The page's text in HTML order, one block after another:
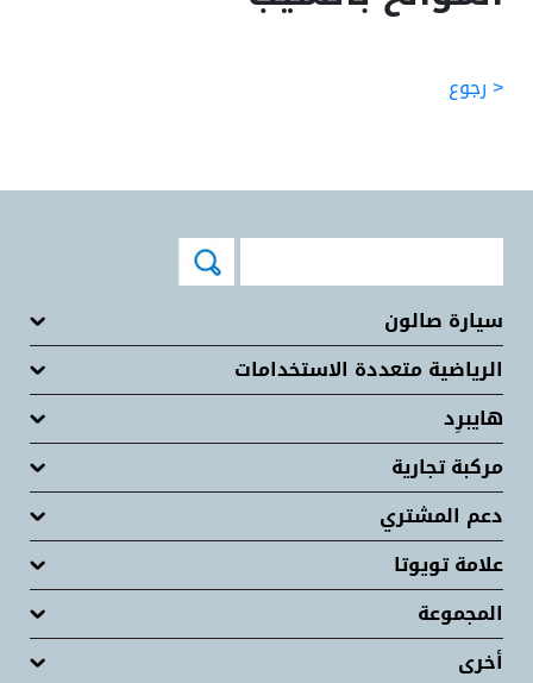
< رجوع
سيارة صالون
الرياضية متعددة الاستخدامات
هايبرِد
مركبة تجارية
دعم المشتري
علامة تويوتا
المجموعة
أخرى